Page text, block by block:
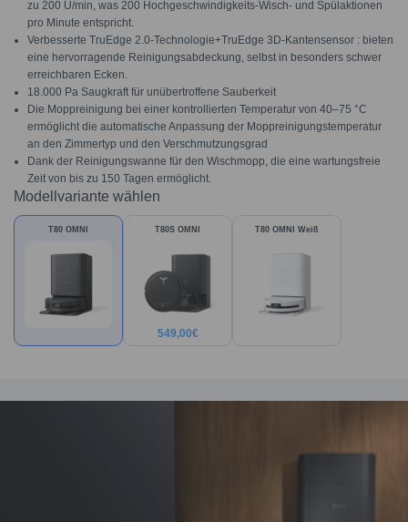
zu 200 U/min, was 200 Hochgeschwindigkeits-Wisch- und Spülaktionen
pro Minute entspricht.
Verbesserte TruEdge 2.0-Technologie+TruEdge 3D-Kantensensor : bieten
eine hervorragende Reinigungsabdeckung, selbst in besonders schwer
erreichbaren Ecken.
18.000 Pa Saugkraft für unübertroffene Sauberkeit
Die Moppreinigung bei einer kontrollierten Temperatur von 40–75 °C
ermöglicht die automatische Anpassung der Moppreinigungstemperatur
an den Zimmertyp und den Verschmutzungsgrad
Dank der Reinigungswanne für den Wischmopp, die eine wartungsfreie
Zeit von bis zu 150 Tagen ermöglicht.
Modellvariante wählen
T80 OMNI T80S OMNI
549,00€
T80 OMNI Weiß